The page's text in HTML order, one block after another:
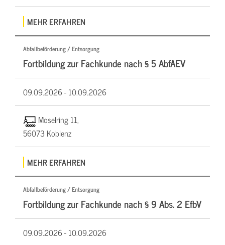
MEHR ERFAHREN
Abfallbeförderung / Entsorgung
Fortbildung zur Fachkunde nach § 5 AbfAEV
09.09.2026 -10.09.2026
Moselring 11,
56073 Koblenz
MEHR ERFAHREN
Abfallbeförderung / Entsorgung
Fortbildung zur Fachkunde nach § 9 Abs. 2 EfbV
09.09.2026 -10.09.2026